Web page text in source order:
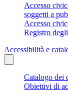
Accesso
soggetti a
Accesso
Registro
Accessibilità e
Catalogo dei
Obiettivi di